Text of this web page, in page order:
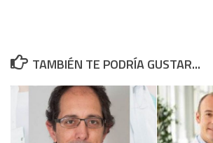
TAMBIÉN TE PODRÍA GUSTAR...